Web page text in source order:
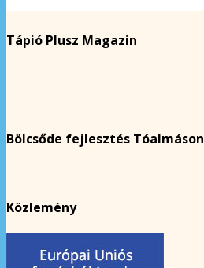
Tápió Plusz Magazin
Bölcsőde fejlesztés Tóalmáson
Közlemény